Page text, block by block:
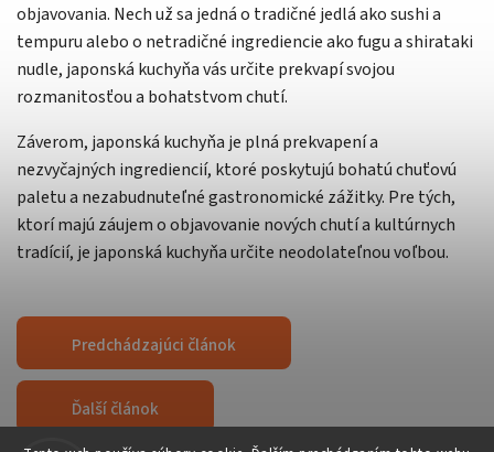
objavovania. Nech už sa jedná o tradičné jedlá ako sushi a
tempuru alebo o netradičné ingrediencie ako fugu a shirataki
nudle, japonská kuchyňa vás určite prekvapí svojou
rozmanitosťou a bohatstvom chutí.
Záverom, japonská kuchyňa je plná prekvapení a
nezvyčajných ingrediencií, ktoré poskytujú bohatú chuťovú
paletu a nezabudnuteľné gastronomické zážitky. Pre tých,
ktorí majú záujem o objavovanie nových chutí a kultúrnych
tradícií, je japonská kuchyňa určite neodolateľnou voľbou.
Predchádzajúci článok
Ďalší článok